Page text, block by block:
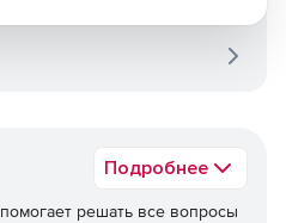
Подробнее
помогает решать все вопросы